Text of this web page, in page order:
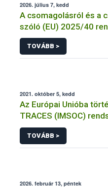
2026. július 7, kedd
A csomagolásról és a
szóló (EU) 2025/40
élelmiszerekkel
szóló 1169/2011/EU
kötelezettségeinek
TOVÁBB >
2021. október 5, kedd
Az Európai Unióba
TRACES (IMSOC)
Egészségügyi
(angolul: CHEDD)
TOVÁBB >
2026. február 13, péntek